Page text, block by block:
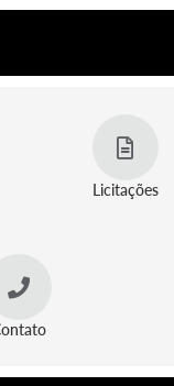
Licitações